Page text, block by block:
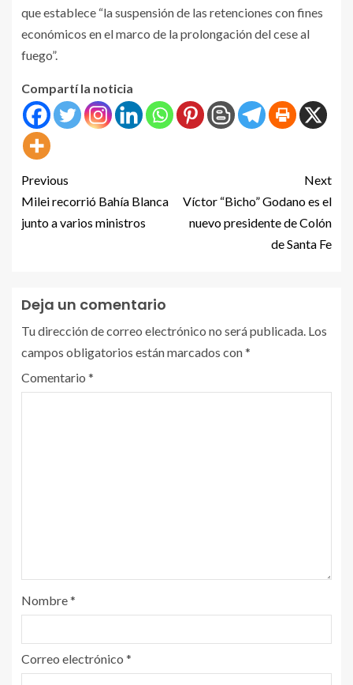
que establece “la suspensión de las retenciones con fines
económicos en el marco de la prolongación del cese al
fuego”.
Compartí la noticia
Previous
Milei recorrió Bahía Blanca
junto a varios ministros
Next
Víctor “Bicho” Godano es el
nuevo presidente de Colón
de Santa Fe
Deja un comentario
Tu dirección de correo electrónico no será publicada. Los
campos obligatorios están marcados con*
Comentario *
Nombre*
Correo electrónico *